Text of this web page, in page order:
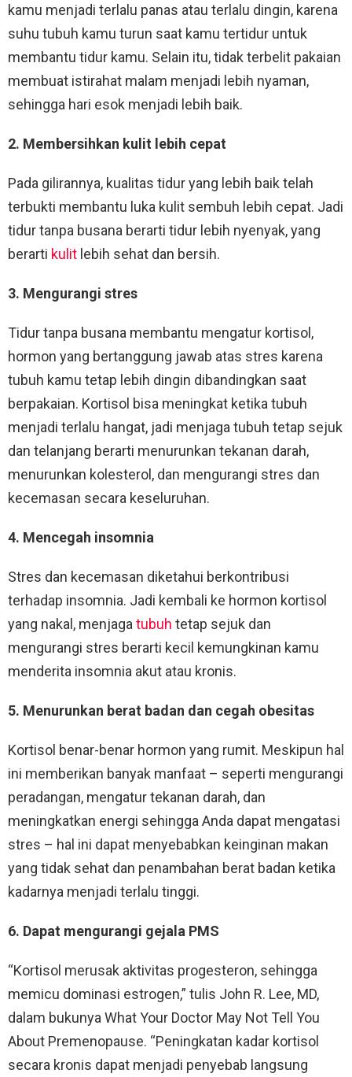
kamu menjadi terlalu panas atau terlalu dingin, karena
suhu tubuh kamu turun saat kamu tertidur untuk
membantu tidur kamu. Selain itu, tidak terbelit pakaian
membuat istirahat malam menjadi lebih nyaman,
sehingga hari esok menjadi lebih baik.
2. Membersihkan kulit lebih cepat
Pada gilirannya, kualitas tidur yang lebih baik telah
terbukti membantu luka kulit sembuh lebih cepat. Jadi
tidur tanpa busana berarti tidur lebih nyenyak, yang
berarti kulit lebih sehat dan bersih.
3. Mengurangi stres
Tidur tanpa busana membantu mengatur kortisol,
hormon yang bertanggung jawab atas stres karena
tubuh kamu tetap lebih dingin dibandingkan saat
berpakaian. Kortisol bisa meningkat ketika tubuh
menjadi terlalu hangat, jadi menjaga tubuh tetap sejuk
dan telanjang berarti menurunkan tekanan darah,
menurunkan kolesterol, dan mengurangi stres dan
kecemasan secara keseluruhan.
4. Mencegah insomnia
Stres dan kecemasan diketahui berkontribusi
terhadap insomnia. Jadi kembali ke hormon kortisol
yang nakal, menjagatubuh tetap sejuk dan
mengurangi stres berarti kecil kemungkinan kamu
menderita insomnia akut atau kronis.
5. Menurunkan berat badan dan cegah obesitas
Kortisol benar-benar hormon yang rumit. Meskipun hal
ini memberikan banyak manfaat – seperti mengurangi
peradangan, mengatur tekanan darah, dan
meningkatkan energi sehingga Anda dapat mengatasi
stres – hal ini dapat menyebabkan keinginan makan
yang tidak sehat dan penambahan berat badan ketika
kadarnya menjadi terlalu tinggi.
6. Dapat mengurangi gejala PMS
“Kortisol merusak aktivitas progesteron, sehingga
memicu dominasi estrogen,” tulis John R. Lee, MD,
dalam bukunya What Your Doctor May Not Tell You
About Premenopause. “Peningkatan kadar kortisol
secara kronis dapat menjadi penyebab langsung